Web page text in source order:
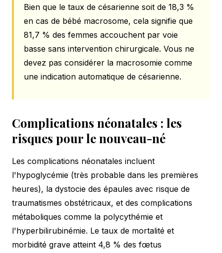
Bien que le taux de césarienne soit de 18,3 %
en cas de bébé macrosome, cela signifie que
81,7 % des femmes accouchent par voie
basse sans intervention chirurgicale. Vous ne
devez pas considérer la macrosomie comme
une indication automatique de césarienne.
Complications néonatales : les
risques pour le nouveau-né
Les complications néonatales incluent
l'hypoglycémie (très probable dans les premières
heures), la dystocie des épaules avec risque de
traumatismes obstétricaux, et des complications
métaboliques comme la polycythémie et
l'hyperbilirubinémie. Le taux de mortalité et
morbidité grave atteint 4,8 % des fœtus